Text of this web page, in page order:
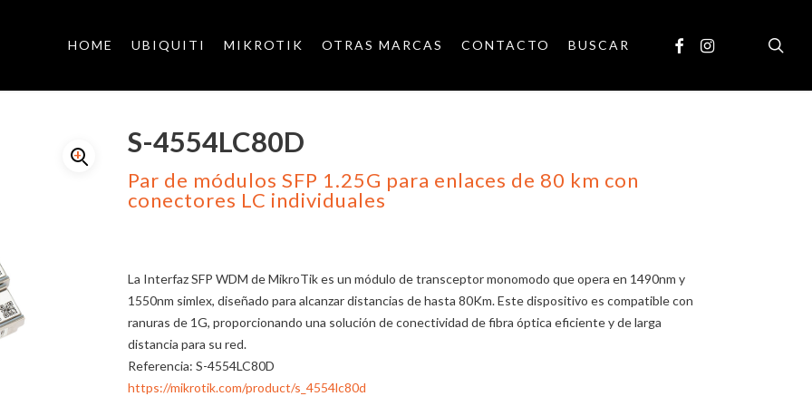
HOME UBIQUITI MIKROTIK OTRAS MARCAS CONTACTO BUSCAR FACEBOOK
INSTAGRAM
S-4554LC80D
Par de módulos SFP 1.25G para enlaces de 80 km con
conectores LC individuales
La Interfaz SFP WDM de MikroTik es un módulo de transceptor monomodo que opera en 1490nm y
1550nm simlex, diseñado para alcanzar distancias de hasta 80Km. Este dispositivo es compatible con
ranuras de 1G, proporcionando una solución de conectividad de fibra óptica eficiente y de larga
distancia para su red.
Referencia:S-4554LC80D
https://mikrotik.com/product/s_4554lc80d